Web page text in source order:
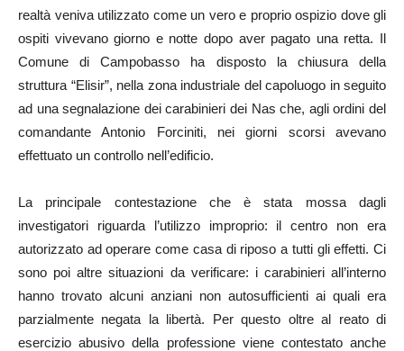
realtà veniva utilizzato come un vero e proprio ospizio dove gli
ospiti vivevano giorno e notte dopo aver pagato una retta. Il
Comune di Campobasso ha disposto la chiusura della
struttura “Elisir”, nella zona industriale del capoluogo in seguito
ad una segnalazione dei carabinieri dei Nas che, agli ordini del
comandante Antonio Forciniti, nei giorni scorsi avevano
effettuato un controllo nell’edificio.
La principale contestazione che è stata mossa dagli
investigatori riguarda l’utilizzo improprio: il centro non era
autorizzato ad operare come casa di riposo a tutti gli effetti. Ci
sono poi altre situazioni da verificare: i carabinieri all’interno
hanno trovato alcuni anziani non autosufficienti ai quali era
parzialmente negata la libertà. Per questo oltre al reato di
esercizio abusivo della professione viene contestato anche